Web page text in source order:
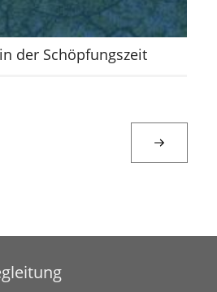
der Schöpfungszeit